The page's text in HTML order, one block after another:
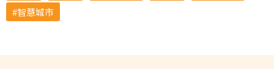
智慧城市